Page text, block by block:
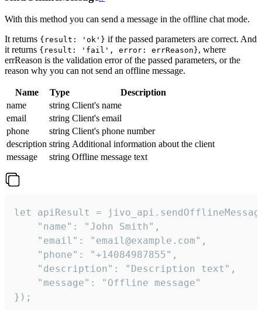
With this method you can send a message in the offline chat mode.
It returns {result: 'ok'} if the passed parameters are correct. And
it returns {result: 'fail', error: errReason}, where
errReason is the validation error of the passed parameters, or the
reason why you can not send an offline message.
Name Type
Description
name
string Client's name
email
string Client's email
phone
string Client's phone number
description string Additional information about the client
message
string Offline message text
let apiResult =
    "name": "John Smith",
    "email": "email@example.com",
    "phone": "+14084987855",
    "description": "Description text",
    "message": "Offline message"
});